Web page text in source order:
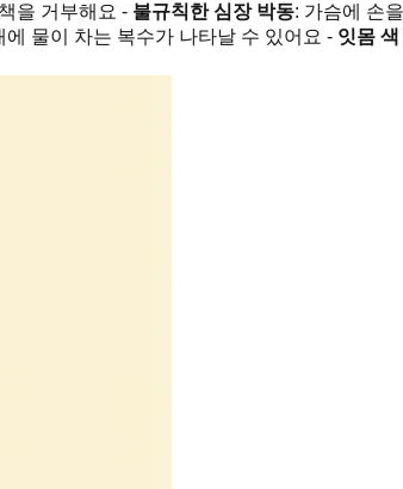
을 거부해요 - 불규칙한 심장 박동: 가슴에 손
물이 차는 복수가 나타날 수 있어요 - 잇몸